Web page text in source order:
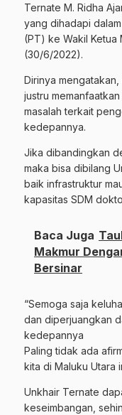
Ternate M. Ridha
yang dihadapi
(PT) ke Wakil Ketua
(30/6/2022).
Dirinya
justru
masalah terkait
kedepannya.
Jika dibandingkan
maka bisa dibilang
baik infrastruktur
kapasitas SDM
Baca Juga
Makmur
Bersinar
“Semoga saja
dan diperjuangkan
kedepannya
Paling tidak ada
kita di Maluku Utara
Unkhair Ternate
keseimbangan,